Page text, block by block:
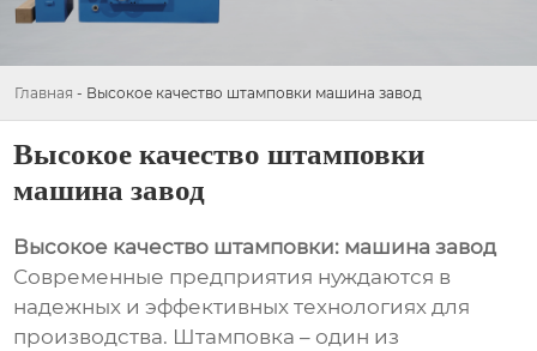
Главная - Высокое качество штамповки машина завод
Высокое качество штамповки
машина завод
Высокое качество штамповки: машина завод
Современные предприятия нуждаются в
надежных и эффективных технологиях для
производства. Штамповка – один из